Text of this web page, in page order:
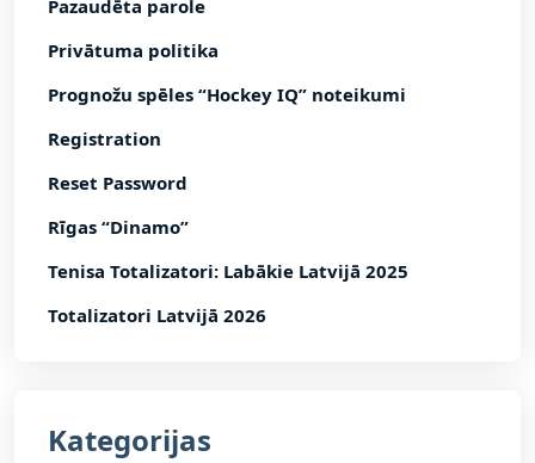
Pazaudēta parole
Privātuma politika
Prognožu spēles “Hockey IQ” noteikumi
Registration
Reset Password
Rīgas “Dinamo”
Tenisa Totalizatori: Labākie Latvijā 2025
Totalizatori Latvijā 2026
Kategorijas